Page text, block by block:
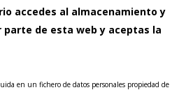
accedes al almacenamiento y
de esta web y aceptas la
en un fichero de datos personales propiedad de